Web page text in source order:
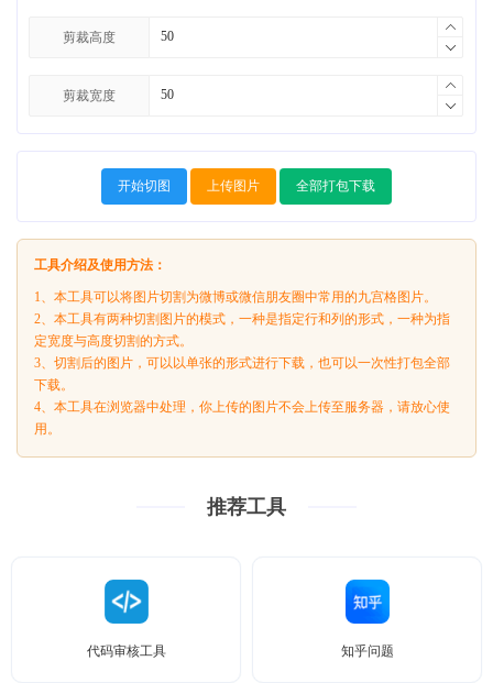
剪裁高度
剪裁宽度
开始切图 上传图片 全部打包下载
工具介绍及使用方法：
1、本工具可以将图片切割为微博或微信朋友圈中常用的九宫格图片。
2、本工具有两种切割图片的模式，一种是指定行和列的形式，一种为指
定宽度与高度切割的方式。
3、切割后的图片，可以以单张的形式进行下载，也可以一次性打包全部
下载。
4、本工具在浏览器中处理，你上传的图片不会上传至服务器，请放心使
用。
推荐工具
代码审核工具 知乎问题